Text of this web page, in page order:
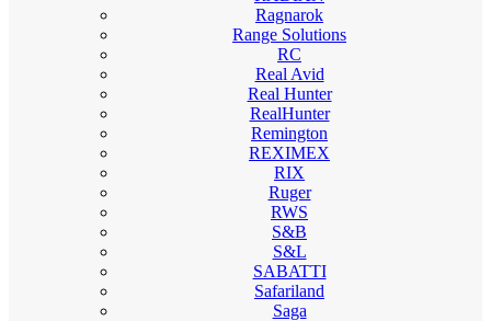
Ragnarok
Range Solutions
RC
Real Avid
Real Hunter
RealHunter
Remington
REXIMEX
RIX
Ruger
RWS
S&B
S&L
SABATTI
Safariland
Saga